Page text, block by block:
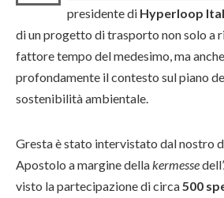
presidente di Hyperloop
di un progetto di trasporto non solo a
fattore tempo del medesimo, ma
profondamente il contesto sul piano
sostenibilità ambientale.
Grestaè stato intervistato dal nostro
Apostolo a margine della kermesse
visto la partecipazione di circa 500